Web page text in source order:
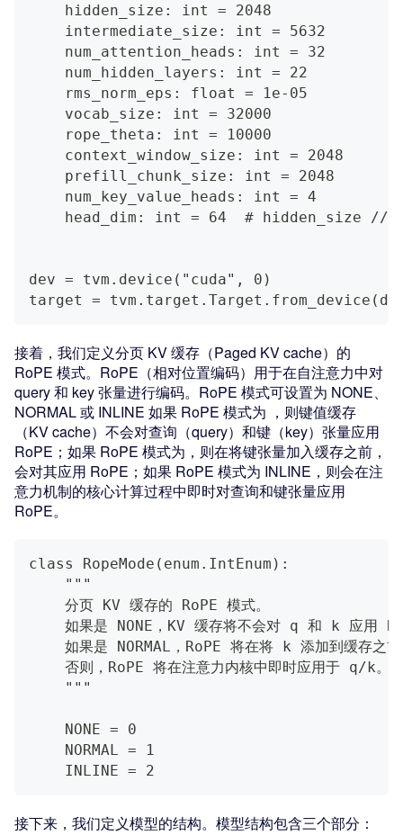
    hidden_size: int = 2048
    intermediate_size: int = 5632
    num_attention_heads: int = 32
    num_hidden_layers: int = 22
    rms_norm_eps: float = 1e-05
    vocab_size: int = 32000
    rope_theta: int = 10000
    context_window_size: int = 2048
    prefill_chunk_size: int = 2048
    num_key_value_heads: int = 4
head_dim: int = 64  # hidden_size //
dev = tvm.device("cuda", 0)
target =
接着，我们定义分页 KV 缓存（Paged KV cache）的
RoPE 模式。RoPE（相对位置编码）用于在自注意力中对
query 和 key 张量进行编码。RoPE 模式可设置为 NONE、
NORMAL 或 INLINE 如果 RoPE 模式为 ，则键值缓存
（KV cache）不会对查询（query）和键（key）张量应用
RoPE；如果 RoPE 模式为，则在将键张量加入缓存之前，
会对其应用 RoPE；如果 RoPE 模式为 INLINE，则会在注
意力机制的核心计算过程中即时对查询和键张量应用
RoPE。
class RopeMode(enum.IntEnum):
    """
    分页 KV 缓存的 RoPE 模式。
如果是 NONE，KV 缓存将不会对 q 和 k 应用
如果是 NORMAL，RoPE 将在将 k 添加到缓存之前
    否则，RoPE 将在注意力内核中即时应用于 q/k。
    """
    NONE = 0
    NORMAL = 1
    INLINE = 2
接下来，我们定义模型的结构。模型结构包含三个部分：